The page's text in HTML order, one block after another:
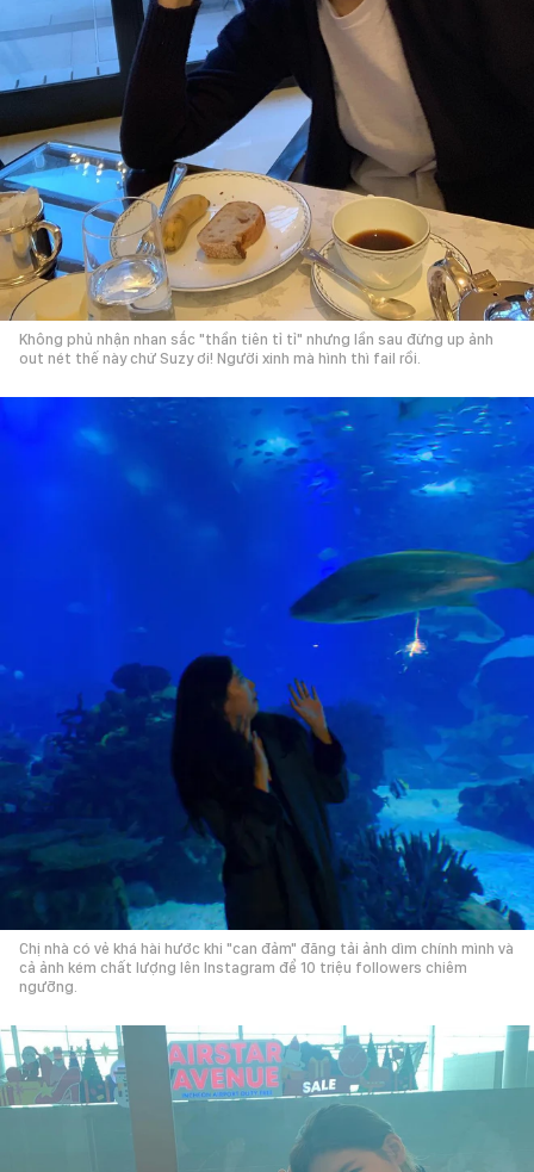
Không phủ nhận nhan sắc "thần tiên tỉ tỉ" nhưng lần sau đừng up ảnh
out nét thế này chứ Suzy ơi! Người xinh mà hình thì fail rồi.
Chị nhà có vẻ khá hài hước khi "can đảm" đăng tải ảnh dìm chính mình và
cả ảnh kém chất lượng lên Instagram để 10 triệu followers chiêm
ngưỡng.